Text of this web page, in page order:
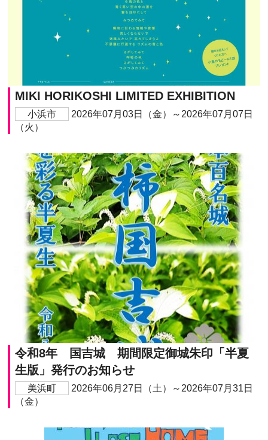
MIKI HORIKOSHI LIMITED EXHIBITION
小浜市
2026年07月03日（金）～2026年07月07日
（火）
令和8年 国吉城 期間限定御城朱印「半夏
生版」発行のお知らせ
美浜町
2026年06月27日（土）～2026年07月31日
（金）